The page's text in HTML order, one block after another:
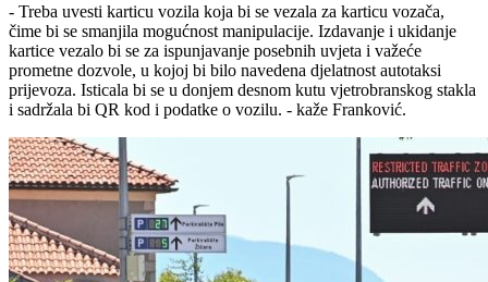
- Treba uvesti karticu vozila koja bi se vezala za karticu vozača,
čime bi se smanjila mogućnost manipulacije. Izdavanje i ukidanje
kartice vezalo bi se za ispunjavanje posebnih uvjeta i važeće
prometne dozvole, u kojoj bi bilo navedena djelatnost autotaksi
prijevoza. Isticala bi se u donjem desnom kutu vjetrobranskog stakla
i sadržala bi QR kod i podatke o vozilu. - kaže Franković.